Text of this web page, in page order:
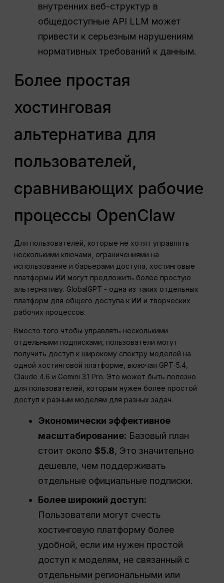
внутренних веб-структур в
общедоступные API LLM может
привести к серьезным нарушениям
нормативных требований к данным.
Более простая
хостинговая
альтернатива для
пользователей,
сравнивающих рабочие
процессы OpenClaw
Для пользователей, которые не хотят управлять
несколькими ключами, ограничениями на
использование и барьерами доступа, хостинговые
платформы ИИ могут предложить более простую
альтернативу. GlobalGPT - одна из таких отдельных
платформ для общего доступа к ИИ и творческих
рабочих процессов.
Вместо того чтобы управлять несколькими
отдельными подписками, пользователи могут
получить доступ к широкому спектру моделей на
одной хостинговой платформе, включая GPT-5.4,
Claude 4.6 и Gemini 3.1 Pro. Это может быть полезно
для пользователей, которым нужен более простой
доступ к разным моделям для разных задач.
Экономически эффективное
масштабирование: Базовый план
стоит около$5.8, Это значительно
дешевле, чем поддерживать
отдельные официальные подписки.
Более широкий доступ:
Пользователи могут счесть
хостинговую платформу более
удобной, если им нужен простой
доступ к моделям, не связанный с
отдельными региональными или